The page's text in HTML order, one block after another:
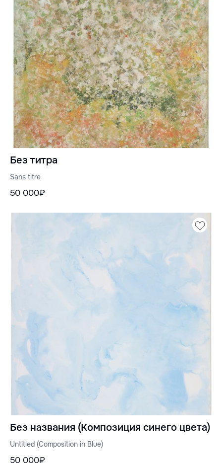
Без титра
Sans titre
50 000₽
Без названия (Композиция синего цвета)
Untitled (Composition in Blue)
50 000₽